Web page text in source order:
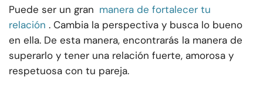
Puede ser un gran manera de fortalecer tu
relación . Cambia la perspectiva y busca lo bueno
en ella. De esta manera, encontrarás la manera de
superarlo y tener una relación fuerte, amorosa y
respetuosa con tu pareja.